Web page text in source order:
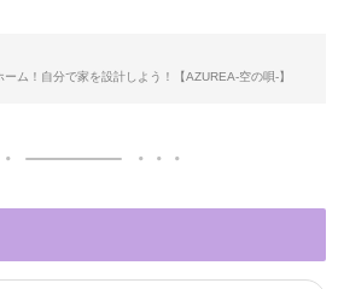
ーム！自分で家を設計しよう！【AZUREA-空の唄-】